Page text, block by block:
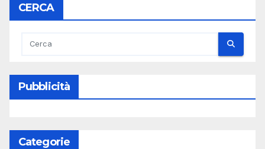
CERCA
Pubblicità
Categorie